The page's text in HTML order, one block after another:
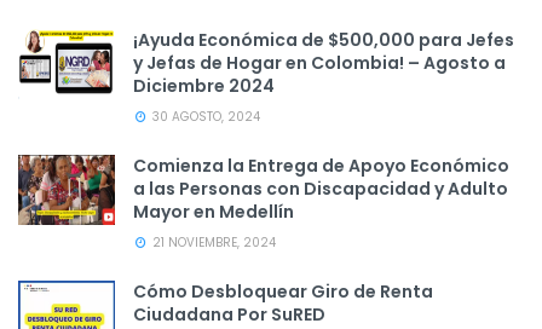
¡Ayuda Económica de $500,000 para Jefes
y Jefas de Hogar en Colombia! – Agosto a
Diciembre 2024
30 AGOSTO, 2024
Comienza la Entrega de Apoyo Económico
a las Personas con Discapacidad y Adulto
Mayor en Medellín
21 NOVIEMBRE, 2024
Cómo Desbloquear Giro de Renta
Ciudadana Por SuRED